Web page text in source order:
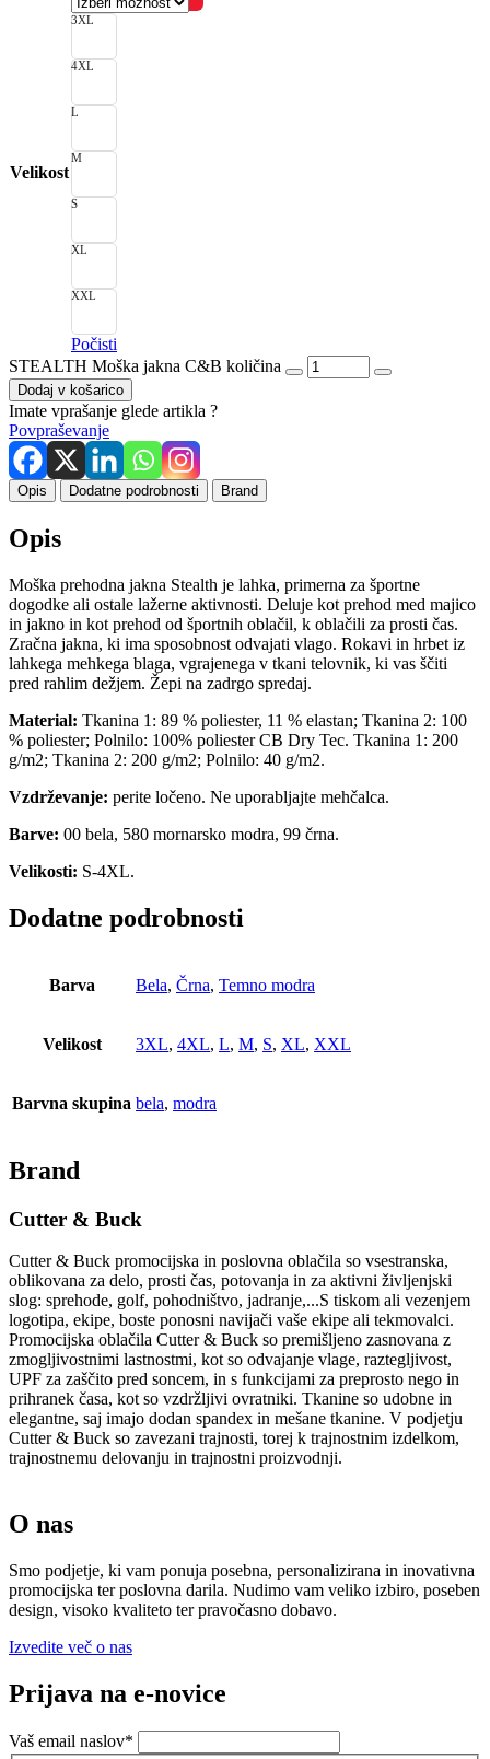
Velikost
3XL
4XL
L
M
S
XL
XXL
Počisti
STEALTH Moška jakna C&B količina
Dodaj v košarico
Imate vprašanje glede artikla ?
Povpraševanje
Opis Dodatne podrobnosti Brand
Opis
Moška prehodna jakna Stealth je lahka, primerna za športne
dogodke ali ostale lažerne aktivnosti. Deluje kot prehod med majico
in jakno in kot prehod od športnih oblačil, k oblačili za prosti čas.
Zračna jakna, ki ima sposobnost odvajati vlago. Rokavi in hrbet iz
lahkega mehkega blaga, vgrajenega v tkani telovnik, ki vas ščiti
pred rahlim dežjem. Žepi na zadrgo spredaj.
Material: Tkanina 1: 89 % poliester, 11 % elastan; Tkanina 2: 100
% poliester; Polnilo: 100% poliester CB Dry Tec. Tkanina 1: 200
g/m2; Tkanina 2: 200 g/m2; Polnilo: 40 g/m2.
Vzdrževanje: perite ločeno. Ne uporabljajte mehčalca.
Barve: 00 bela, 580 mornarsko modra, 99 črna.
Velikosti: S-4XL.
Dodatne podrobnosti
Barva Bela, Črna, Temno modra
Velikost 3XL, 4XL, L, M, S, XL, XXL
Barvna skupina bela, modra
Brand
Cutter & Buck
Cutter & Buck promocijska in poslovna oblačila so vsestranska,
oblikovana za delo, prosti čas, potovanja in za aktivni življenjski
slog: sprehode, golf, pohodništvo, jadranje,...S tiskom ali vezenjem
logotipa, ekipe, boste ponosni navijači vaše ekipe ali tekmovalci.
Promocijska oblačila Cutter & Buck so premišljeno zasnovana z
zmogljivostnimi lastnostmi, kot so odvajanje vlage, raztegljivost,
UPF za zaščito pred soncem, in s funkcijami za preprosto nego in
prihranek časa, kot so vzdržljivi ovratniki. Tkanine so udobne in
elegantne, saj imajo dodan spandex in mešane tkanine. V podjetju
Cutter & Buck so zavezani trajnosti, torej k trajnostnim izdelkom,
trajnostnemu delovanju in trajnostni proizvodnji.
O nas
Smo podjetje, ki vam ponuja posebna, personalizirana in inovativna
promocijska ter poslovna darila. Nudimo vam veliko izbiro, poseben
design, visoko kvaliteto ter pravočasno dobavo.
Izvedite več o nas
Prijava na e-novice
Vaš email naslov*